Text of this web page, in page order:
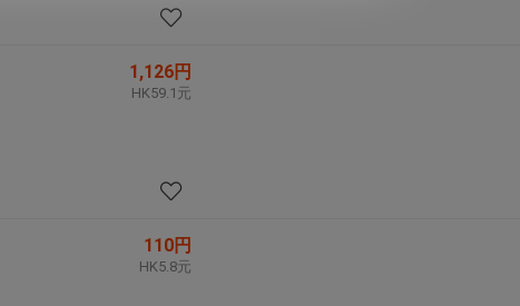
1,126円
HK59.1元
110円
HK5.8元